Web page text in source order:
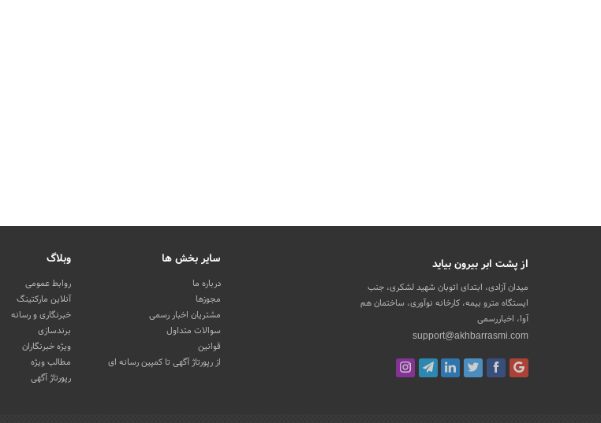
از پشت ابر بیرون بیاید
میدان آزادی، ابتدای اتوبان شهید لشکری، جنب
ایستگاه مترو بیمه، کارخانه نوآوری، ساختمان هم
آوا، اخباررسمی
support@akhbarrasmi.com
سایر بخش ها
درباره ما
مجوزها
مشتریان اخبار رسمی
سوالات متداول
قوانین
از رپورتاژ آگهی تا کمپین رسانه ای
وبلاگ
روابط عمومی
آنلاین مارکتینگ
خبرنگاری و رسانه
برندسازی
ویژه خبرنگاران
مطالب ویژه
رپورتاژ آگهی